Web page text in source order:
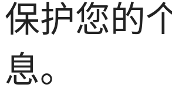
保护您的
息。